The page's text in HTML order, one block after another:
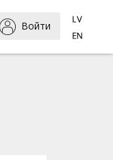
Войти